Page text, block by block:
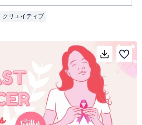
クリエイティブ